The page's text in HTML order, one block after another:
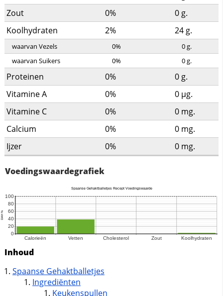
Zout
0% 0 g.
Koolhydraten
2% 24 g.
waarvan Vezels 0% 0g.
waarvan Suikers
0% 0g.
Proteinen 0% 0 g.
Vitamine A
0% 0 µg.
Vitamine C
0% 0 mg.
Calcium
0% 0 mg.
Ijzer
0% 0 mg.
Voedingswaardegrafiek
Inhoud
Spaanse Gehaktballetjes
Ingrediënten
Keukenspullen